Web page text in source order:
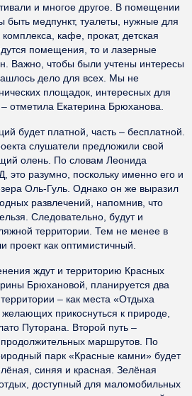
и многое другое. В помещении
быть медпункт, туалеты, нужные для
кафе, прокат, детская
помещения, то и лазерные
Важно, чтобы были учтены интересы
дело для всех. Мы не
площадок, интересных для
отметила Екатерина Брюханова.
будет платной, часть – бесплатной.
слушатели предложили свой
олень. По словам Леонида
это разумно, поскольку именно его и
Оль-Гуль. Однако он же выразил
развлечений, напомнив, что
Следовательно, будут и
территории. Тем не менее в
проект как оптимистичный.
ждут и территорию Красных
Брюхановой, планируется два
– как места «Отдыха
прикоснуться к природе,
Путорана. Второй путь –
маршрутов. По
парк «Красные камни» будет
синяя и красная. Зелёная
доступный для маломобильных